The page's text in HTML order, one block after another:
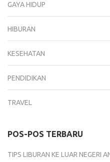
GAYA HIDUP
HIBURAN
KESEHATAN
PENDIDIKAN
TRAVEL
POS-POS TERBARU
TIPS LIBURAN KE LUAR NEGERI